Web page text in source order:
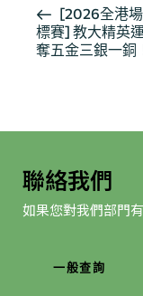
活
動
导
[2026全港
標賽] 教大精英
奪五金三銀一銅
聯絡我們
如果您對我們部門
一般查詢